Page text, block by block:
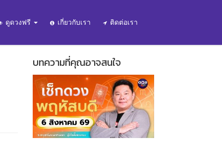
ดูดวงฟรี เกี่ยวกับเรา ติดต่อเรา
บทความที่คุณอาจสนใจ